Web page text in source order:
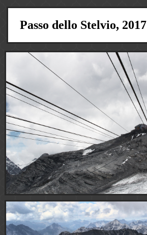
Passo dello Stelvio, 2017